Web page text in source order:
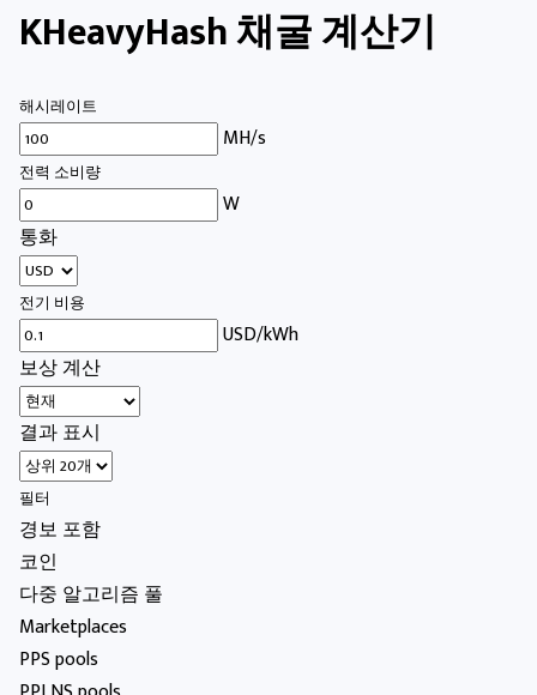
KHeavyHash 채굴 계산기
해시레이트
MH/s
전력 소비량
W
통화
전기 비용
USD/kWh
보상 계산
결과 표시
필터
경보 포함
코인
다중 알고리즘 풀
Marketplaces
PPS pools